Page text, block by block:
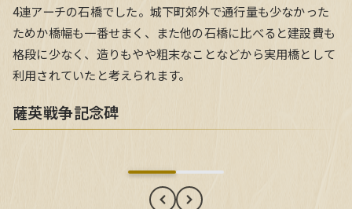
4連アーチの石橋でした。城下町郊外で通行量も少なかった
ためか橋幅も一番せまく、また他の石橋に比べると建設費も
格段に少なく、造りもやや粗末なことなどから実用橋として
利用されていたと考えられます。
薩英戦争記念碑